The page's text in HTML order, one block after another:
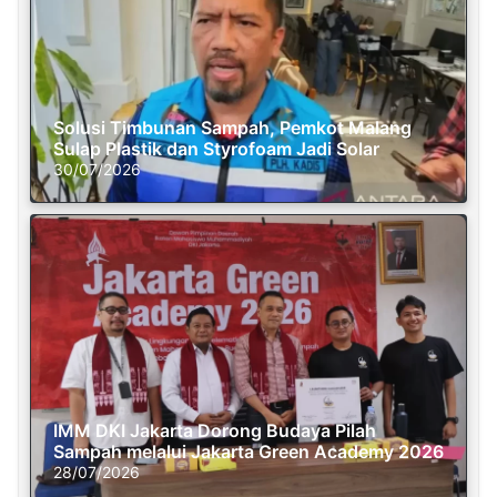
Solusi Timbunan Sampah, Pemkot Malang
Sulap Plastik dan Styrofoam Jadi Solar
30/07/2026
IMM DKI Jakarta Dorong Budaya Pilah
Sampah melalui Jakarta Green Academy 2026
28/07/2026